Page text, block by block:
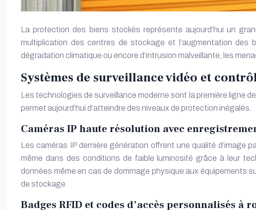
La protection des biens stockés représente aujourd’hui un
multiplication des centres de stockage et l’augmentation des
dégradation climatique ou encore d’intrusion malveillante, les
Systèmes de surveillance vidéo et
Les technologies de surveillance moderne sont la première ligne
permet aujourd’hui d’atteindre des niveaux de protection inégalés.
Caméras IP haute résolution avec
Les caméras IP dernière génération offrent une qualité
même dans des conditions de faible luminosité grâce à leur
données même en cas de dommage physique aux équipements
de stockage.
Badges RFID et codes d’accès personnalisés à